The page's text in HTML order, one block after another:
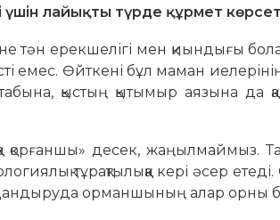
лайықты түрде құрмет
тән ерекшелігі мен қиындығы
емес. Өйткені бұл маман
қыстың қытымыр аязына да
қорғаншы» десек, жаңылмаймыз.
тұрақтылыққа кері әсер
орманшының алар орны